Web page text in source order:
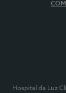
Hospital da Luz